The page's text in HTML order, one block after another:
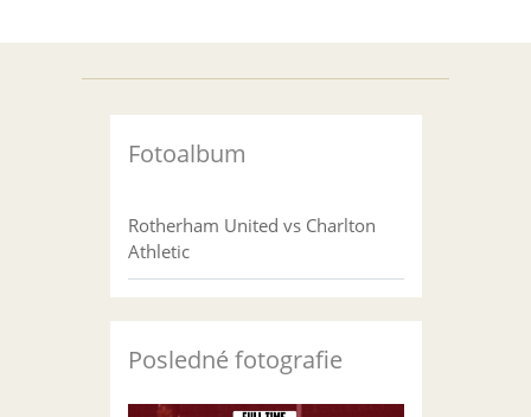
Fotoalbum
Rotherham United vs Charlton
Athletic
Posledné fotografie